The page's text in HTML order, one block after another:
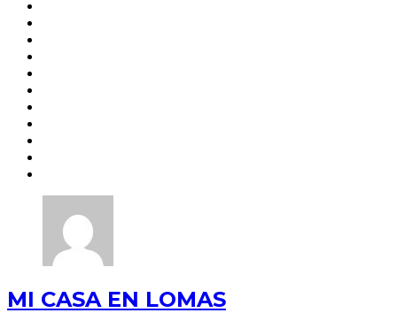
MI CASA EN LOMAS